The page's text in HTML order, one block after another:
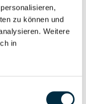
zu können und
Weitere
in